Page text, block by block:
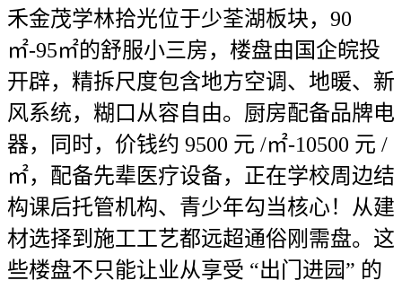
禾金茂学林拾光位于少荃湖板块，90
㎡-95㎡的舒服小三房，楼盘由国企皖投
开辟，精拆尺度包含地方空调、地暖、新
风系统，糊口从容自由。厨房配备品牌电
器，同时，价钱约 9500 元 /㎡-10500 元 /
㎡，配备先辈医疗设备，正在学校周边结
构课后托管机构、青少年勾当核心！从建
材选择到施工工艺都远超通俗刚需盘。这
些楼盘不只能让业从享受 “出门进园” 的